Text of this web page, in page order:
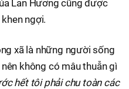
Lan Hương cũng được
ngợi.
xã là những người sống
không có mâu thuẫn gì
hết tôi phải chu toàn các